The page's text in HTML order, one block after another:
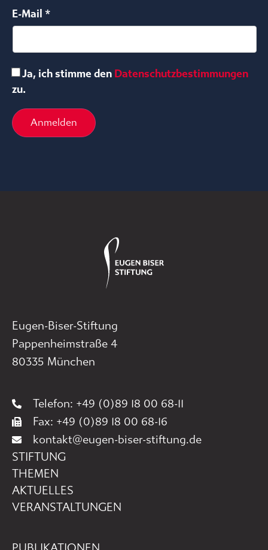
E-Mail *
Ja, ich stimme den Datenschutzbestimmungen
zu.
Anmelden
Eugen-Biser-Stiftung
Pappenheimstraße 4
80335 München
Telefon: +49 (0)89 18 00 68-11
Fax: +49 (0)89 18 00 68-16
kontakt@eugen-biser-stiftung.de
STIFTUNG
THEMEN
AKTUELLES
VERANSTALTUNGEN